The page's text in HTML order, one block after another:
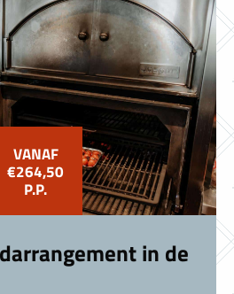
VANAF
€264,50
P.P.
in de